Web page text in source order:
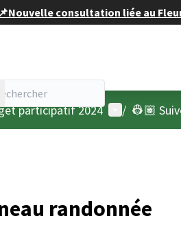
📌Nouvelle consultation liée au
participatif 2024 Menu
/ 👷🏽
randonnée